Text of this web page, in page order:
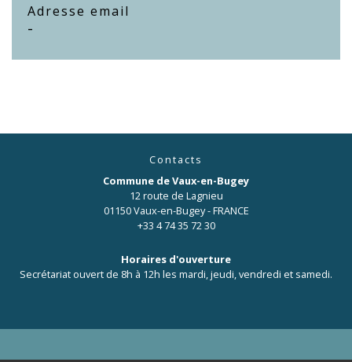
Adresse email
-
Contacts
Commune de Vaux-en-Bugey
12 route de Lagnieu
01150 Vaux-en-Bugey - FRANCE
+33 4 74 35 72 30
Horaires d'ouverture
Secrétariat ouvert de 8h à 12h les mardi, jeudi, vendredi et samedi.